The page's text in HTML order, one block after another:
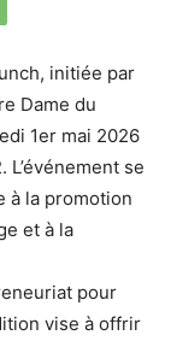
initiée par
Dame du
1er mai 2026
L’événement se
à la promotion
et à la
pour
vise à offrir